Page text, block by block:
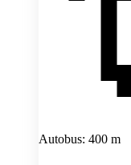
Autobus: 400 m